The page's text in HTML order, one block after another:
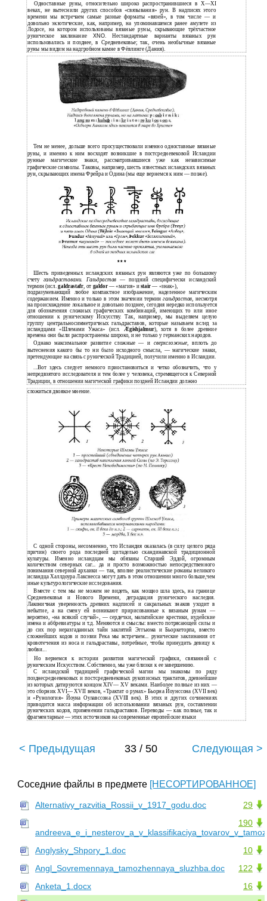
Одноставные руны, относительно широко распространившиеся в X—XI
веках, не вытеснили других способов «связывания» рун. В надписях этого
времени мы встречаем самые разные форматы «вязей», в том числе — и
довольно экзотические, как, например, на упоминавшемся ранее амулете из
Лодосе, на котором использованы вязаные руны, скрывающие трёхчастное
руническое заклинание XNO. Нестандартные варианты вязаных рун
использовались и позднее, в Средневековье; так, очень необычные вязаные
руны мы видим на надгробном камне в Фёвлинге (Дания).
Тем не менее, дольше всего просуществовали именно одноставные вязаные
руны, и именно к ним восходят возникшие в постсредневековой Исландии
рунные магические знаки, рассматривавшиеся уже как независимые
графические символы. Таковы, например, шесть известных исландских вязаных
рун, скрывающих имена Фрейра и Одина (мы еще вернемся к ним — позже).
* * *
Шесть приведенных исландских вязаных рун являются уже по большому
счету гальдраставами. Гальдрастав— поздний специфически исландский
термин (исл.galdrastafr, от galdor — «магия» и stair— «знак»),
подразумевающий любое компактное изображение, наделенное магическим
содержанием. Именно и только в этом значении термингальдрастав, несмотря
на происхождение локальное и довольно позднее, сегодня нередко используется
для обозначения сложных графических комбинаций, имеющих то или иное
отношении к руническому Искусству. Так, например, мы выделяем целую
группу центральносимметричных гальдраставов, которые называем вслед за
исландцами «Шлемами Ужаса» (исл. Ægishjalmur), хотя в более древние
времена они были распространены широко, и не только у германских народов.
Однако максимальное развитие сложные — и сверхсложные,вплоть до
вытеснения какого бы то ни было исходного смысла, — магические знаки,
претендующие на связь с рунической Традицией, получили именно в Исландии.
...Вот здесь следует немного приостановиться и четко обозначить, что у
непредвзятого исследователя и тем более у человека, стремящегося к Северной
Традиции, в отношении магической графики поздней Исландии должно
сложиться двоякое мнение.
С одной стороны, несомненно, что Исландия оказалась (в силу целого ряда
причин) своего рода последней цитаделью скандинавской традиционной
культуры. Именно исландцам мы обязаны Старшей Эддой, огромным
количеством северных саг... да и просто возможностью непосредственного
понимания северной архаики — так, вполне реалистические романы великого
исландца Халлдоура Лакснесса могут дать в этом отношении много больше,чем
иные культурологические исследования.
Вместе с тем мы не можем не видеть, как мощно шла здесь, на границе
Средневековья и Нового Времени, деградация рунического наследия.
Лаконичная уверенность древних надписей и сакральных знаков уходит в
небытие, а на смену ей возникают пририсованные к вязаным рунам —
вероятно, «на всякий случай», — сердечки, мальтийские крестики, иудейские
имена и аббревиатуры и т.д. Меняются и смыслы: вместо потрясающей силы и
до сих пор неразгаданных тайн заклятий Эггьюма и Бьоркеторпа, вместо
сложнейших кодов и поэзии Река мы встречаем... рунические заклинания от
кровотечения из носа и гальдраставы, потребные, чтобы принудить девицу к
любви...
Но вернемся к истории развития магической графики, связанной с
руническим Искусством. Собственно, мы уже близки к ее завершению.
С исландской традицией графической магии мы знакомы по ряду
позднесредневековых и постсредневековых рукописных трактатов, древнейшие
из которых датируются концом XIV— XV веками. Наиболее полные из них —
это сборник XVI— XVII веков, «Трактат о рунах» Бьорна Йоунссона (XVII век)
и «Рунология» Йоуна Оулавссона (XVIII век). В этих и других сочинениях
приводится масса информации об использовании вязаных рун, составлении
рунических кодов, применении гальдраставов. Переводы — как полные, так и
фрагментарные — этих источников на современные европейские языки
< Предыдущая 33 / 50 Следующая >
Соседние файлы в предмете [НЕСОРТИРОВАННОЕ]
29
Alternativy_razvitia_Rossii_v_1917_godu.doc
190
10
Anglysky_Shpory_1.doc
122
Angl_Sovremennaya_tamozhennaya_sluzhba.doc
16
Anketa_1.docx